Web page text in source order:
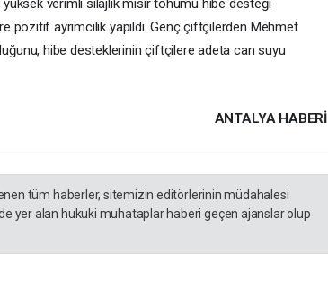
verimli silajlık mısır tohumu hibe desteği
pozitif ayrımcılık yapıldı. Genç çiftçilerden Mehmet
hibe desteklerinin çiftçilere adeta can suyu
ANTALYA HABERİ
tüm haberler, sitemizin editörlerinin müdahalesi
yer alan hukuki muhataplar haberi geçen ajanslar olup